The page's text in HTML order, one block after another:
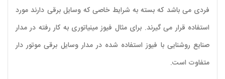
فردی می باشد که بسته به شرایط خاصی که وسایل برقی دارند مورد
استفاده قرار می گیرند. برای مثال فیوز مینیاتوری به کار رفته در مدار
صنایع روشنایی با فیوز استفاده شده در مدار وسایل برقی موتور دار
متفاوت است.